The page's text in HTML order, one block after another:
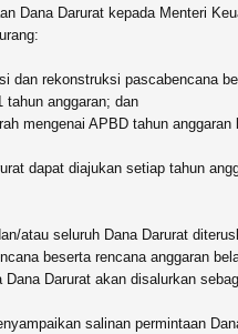
Dana Darurat kepada Menteri
dan rekonstruksi pascabencana
tahun anggaran; dan
mengenai APBD tahun anggaran
dapat diajukan setiap tahun
atau seluruh Dana Darurat
beserta rencana anggaran
Dana Darurat akan disalurkan
salinan permintaan